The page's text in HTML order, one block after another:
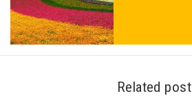
Related post